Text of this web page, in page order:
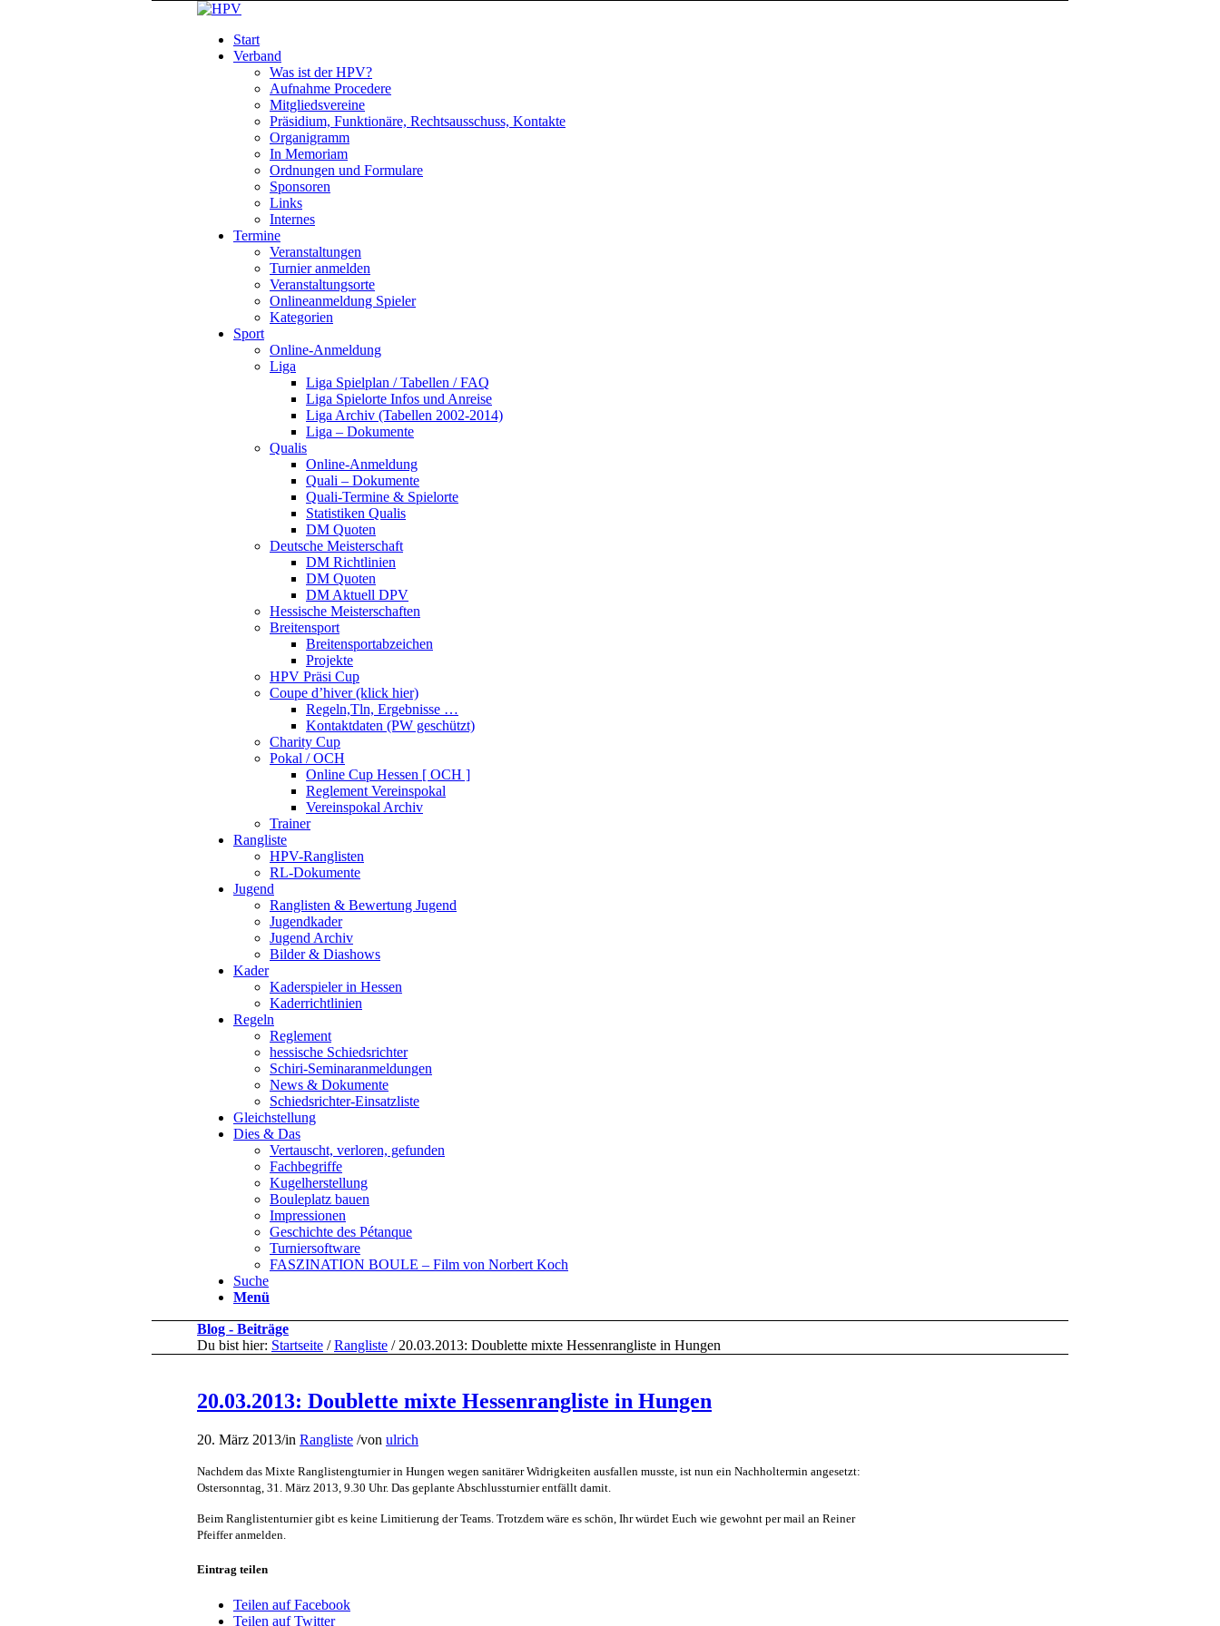
Start
Verband
Was ist der HPV?
Aufnahme Procedere
Mitgliedsvereine
Präsidium, Funktionäre, Rechtsausschuss, Kontakte
Organigramm
In Memoriam
Ordnungen und Formulare
Sponsoren
Links
Internes
Termine
Veranstaltungen
Turnier anmelden
Veranstaltungsorte
Onlineanmeldung Spieler
Kategorien
Sport
Online-Anmeldung
Liga
Liga Spielplan / Tabellen / FAQ
Liga Spielorte Infos und Anreise
Liga Archiv (Tabellen 2002-2014)
Liga – Dokumente
Qualis
Online-Anmeldung
Quali – Dokumente
Quali-Termine & Spielorte
Statistiken Qualis
DM Quoten
Deutsche Meisterschaft
DM Richtlinien
DM Quoten
DM Aktuell DPV
Hessische Meisterschaften
Breitensport
Breitensportabzeichen
Projekte
HPV Präsi Cup
Coupe d’hiver (klick hier)
Regeln,Tln, Ergebnisse …
Kontaktdaten (PW geschützt)
Charity Cup
Pokal / OCH
Online Cup Hessen [ OCH ]
Reglement Vereinspokal
Vereinspokal Archiv
Trainer
Rangliste
HPV-Ranglisten
RL-Dokumente
Jugend
Ranglisten & Bewertung Jugend
Jugendkader
Jugend Archiv
Bilder & Diashows
Kader
Kaderspieler in Hessen
Kaderrichtlinien
Regeln
Reglement
hessische Schiedsrichter
Schiri-Seminaranmeldungen
News & Dokumente
Schiedsrichter-Einsatzliste
Gleichstellung
Dies & Das
Vertauscht, verloren, gefunden
Fachbegriffe
Kugelherstellung
Bouleplatz bauen
Impressionen
Geschichte des Pétanque
Turniersoftware
FASZINATION BOULE – Film von Norbert Koch
Suche
Menü
Blog - Beiträge
Du bist hier: Startseite / Rangliste / 20.03.2013: Doublette mixte Hessenrangliste in Hungen
20.03.2013: Doublette mixte Hessenrangliste in Hungen
20. März 2013/in Rangliste /von ulrich
Nachdem das Mixte Ranglistengturnier in Hungen wegen sanitärer Widrigkeiten ausfallen musste, ist nun ein Nachholtermin angesetzt:
Ostersonntag, 31. März 2013, 9.30 Uhr. Das geplante Abschlussturnier entfällt damit.
Beim Ranglistenturnier gibt es keine Limitierung der Teams. Trotzdem wäre es schön, Ihr würdet Euch wie gewohnt per mail an Reiner
Pfeiffer anmelden.
Eintrag teilen
Teilen auf Facebook
Teilen auf Twitter